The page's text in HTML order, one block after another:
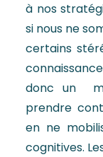
à nos
si nous ne
certains
donc un
prendre
en ne
cognitives.